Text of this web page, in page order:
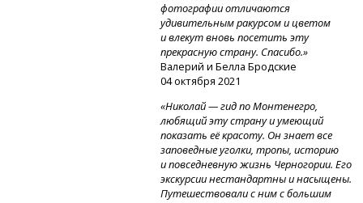
фотографии отличаются
удивительным ракурсом и цветом
и влекут вновь посетить эту
прекрасную страну. Спасибо.»
Валерий и Белла Бродские
04 октября 2021
«Николай — гид по Монтенегро,
любящий эту страну и умеющий
показать её красоту. Он знает все
заповедные уголки, тропы, историю
и повседневную жизнь Черногории. Его
экскурсии нестандартны и насыщены.
Путешествовали с ним с большим